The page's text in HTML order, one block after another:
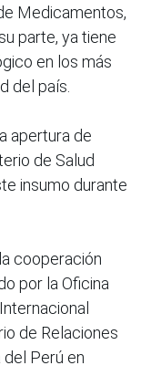
Medicamentos,
parte, ya tiene
en los más
del país.
apertura de
de Salud
insumo durante
cooperación
por la Oficina
de Relaciones
del Perú en